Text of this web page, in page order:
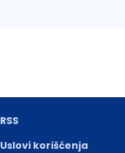
RSS
Uslovi korišćenja